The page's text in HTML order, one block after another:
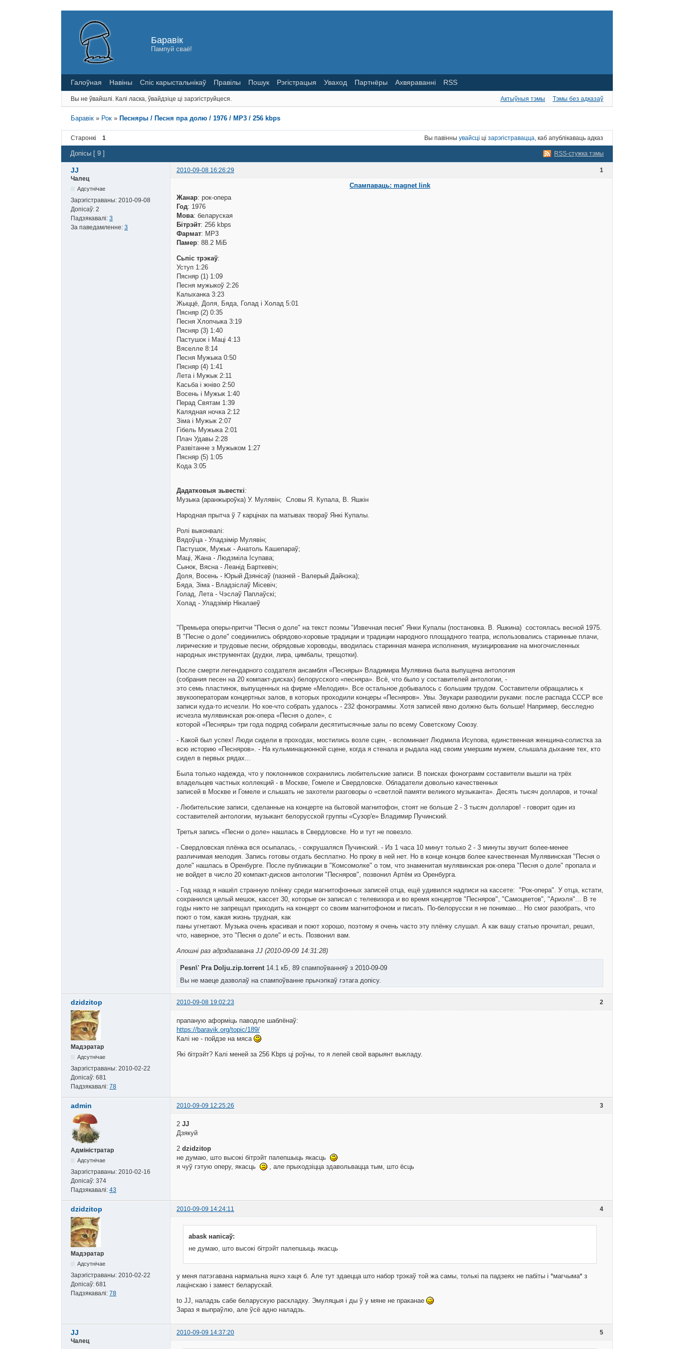
Баравік
Пампуй сваё!
Галоўная Навіны Спіс карыстальнікаў Правілы Пошук Рэгістрацыя Уваход Партнёры Ахвяраванні RSS
Вы не ўвайшлі. Калі ласка, ўвайдзіце ці зарэгіструйцеся. Актыўныя тэмы Тэмы без адказаў
Баравік » Рок » Песняры / Песня пра долю / 1976 / MP3 / 256 kbps
Старонкі 1 Вы павінны увайсці ці зарэгістравацца , каб апублікаваць адказ
RSS-стужка тэмы
Допісы [ 9 ]
1
JJ
2010-09-08 16:26:29
Чалец
Адсутнічае
Зарэгістраваны: 2010-09-08
Допісаў: 2
Падзякавалі: 3
За паведамленне: 3
Спампаваць: magnet link
Жанар: рок-опера
Год: 1976
Мова: беларуская
Бітрэйт: 256 kbps
Фармат: MP3
Памер: 88.2 МіБ
Сьпіс трэкаў:
Уступ 1:26
Пясняр (1) 1:09
Песня мужыкоў 2:26
Калыханка 3:23
Жыццё, Доля, Бяда, Голад і Холад 5:01
Пясняр (2) 0:35
Песня Хлопчыка 3:19
Пясняр (3) 1:40
Пастушок і Маці 4:13
Вяселле 8:14
Песня Мужыка 0:50
Пясняр (4) 1:41
Лета і Мужык 2:11
Касьба і жніво 2:50
Восень і Мужык 1:40
Перад Святам 1:39
Калядная ночка 2:12
Зіма і Мужык 2:07
Гібель Мужыка 2:01
Плач Удавы 2:28
Развітанне з Мужыком 1:27
Пясняр (5) 1:05
Кода 3:05
Дадатковыя зьвесткі:
Музыка (аранжыроўка) У. Мулявін; Словы Я. Купала, В. Яшкін
Народная прытча ў 7 карцінах па матывах твораў Янкі Купалы.
Ролі выконвалі:
Вядоўца - Уладзімір Мулявін;
Пастушок, Мужык - Анатоль Кашепараў;
Маці, Жана - Людзміла Ісупава;
Сынок, Вясна - Леанід Барткевіч;
Доля, Восень - Юрый Дзянісаў (пазней - Валерый Дайнэка);
Бяда, Зіма - Владзіслаў Місевiч;
Голад, Лета - Чэслаў Паплаўскі;
Холад - Уладзімір Нікалаеў
"Премьера оперы-притчи "Песня о доле" на текст поэмы "Извечная песня" Янки Купалы (постановка. В. Яшкина) состоялась весной 1975.
В "Песне о доле" соединились обрядово-хоровые традиции и традиции народного площадного театра, использовались старинные плачи,
лирические и трудовые песни, обрядовые хороводы, вводилась старинная манера исполнения, музицирование на многочисленных
народных инструментах (дудки, лира, цимбалы, трещотки).
После смерти легендарного создателя ансамбля «Песняры» Владимира Мулявина была выпущена антология
(собрания песен на 20 компакт-дисках) белорусского «песняра». Всё, что было у составителей антологии, -
это семь пластинок, выпущенных на фирме «Мелодия». Все остальное добывалось с большим трудом. Составители обращались к
звукооператорам концертных залов, в которых проходили концеры «Песняров». Увы. Звукари разводили руками: после распада СССР все
записи куда-то исчезли. Но кое-что собрать удалось - 232 фонограммы. Хотя записей явно должно быть больше! Например, бесследно
исчезла мулявинская рок-опера «Песня о доле», с
которой «Песняры» три года подряд собирали десятитысячные залы по всему Советскому Союзу.
- Какой был успех! Люди сидели в проходах, мостились возле сцен, - вспоминает Людмила Исупова, единственная женщина-солистка за
всю историю «Песняров». - На кульминационной сцене, когда я стенала и рыдала над своим умершим мужем, слышала дыхание тех, кто
сидел в первых рядах...
Была только надежда, что у поклонников сохранились любительские записи. В поисках фонограмм составители вышли на трёх
владельцев частных коллекций - в Москве, Гомеле и Свердловске. Обладатели довольно качественных
записей в Москве и Гомеле и слышать не захотели разговоры о «светлой памяти великого музыканта». Десять тысяч долларов, и точка!
- Любительские записи, сделанные на концерте на бытовой магнитофон, стоят не больше 2 - 3 тысяч долларов! - говорит один из
составителей антологии, музыкант белорусской группы «Сузор'е» Владимир Пучинский.
Третья запись «Песни о доле» нашлась в Свердловске. Но и тут не повезло.
- Свердловская плёнка вся осыпалась, - сокрушаляся Пучинский. - Из 1 часа 10 минут только 2 - 3 минуты звучит более-менее
различимая мелодия. Запись готовы отдать бесплатно. Но проку в ней нет. Но в конце концов более качественная Мулявинская "Песня о
доле" нашлась в Оренбурге. После публикации в "Комсомолке" о том, что знаменитая мулявинская рок-опера "Песня о доле" пропала и
не войдет в число 20 компакт-дисков антологии "Песняров", позвонил Артём из Оренбурга.
- Год назад я нашёл странную плёнку среди магнитофонных записей отца, ещё удивился надписи на кассете: "Рок-опера". У отца, кстати,
сохранился целый мешок, кассет 30, которые он записал с телевизора и во время концертов "Песняров", "Самоцветов", "Ариэля"... В те
годы никто не запрещал приходить на концерт со своим магнитофоном и писать. По-белорусски я не понимаю... Но смог разобрать, что
поют о том, какая жизнь трудная, как
паны угнетают. Музыка очень красивая и поют хорошо, поэтому я очень часто эту плёнку слушал. А как вашу статью прочитал, решил,
что, наверное, это "Песня о доле" и есть. Позвонил вам.
Апошні раз адрэдагавана JJ (2010-09-09 14:31:28)
Pesn\' Pra Dolju.zip.torrent14.1 кБ, 89 спампоўванняў з 2010-09-09
Вы не маеце дазволаў на спампоўванне прычэпкаў гэтага допісу.
2
dzidzitop 2010-09-08 19:02:23
Мадэратар
Адсутнічае
Зарэгістраваны: 2010-02-22
Допісаў: 681
Падзякавалі: 78
прапаную аформіць паводле шаблёнаў:
https://baravik.org/topic/189/
Калі не - пойдзе на мяса
Які бітрэйт? Калі меней за 256 Kbps ці роўны, то я лепей свой варыянт выкладу.
3
admin 2010-09-09 12:25:26
Адміністратар
Адсутнічае
Зарэгістраваны: 2010-02-16
Допісаў: 374
Падзякавалі: 43
2 JJ
Дзякуй
2 dzidzitop
не думаю, што высокі бітрэйт палепшыць якасць
я чуў гэтую оперу, якасць
, але прыходзіцца здавольвацца тым, што ёсць
4
dzidzitop 2010-09-09 14:24:11
Мадэратар
Адсутнічае
Зарэгістраваны: 2010-02-22
Допісаў: 681
Падзякавалі: 78
abask напісаў:
не думаю, што высокі бітрэйт палепшыць якасць
у меня патэгавана нармальна яшчэ хаця б. Але тут здаецца што набор трэкаў той жа самы, толькі па падзеях не пабіты і *магчыма* з
лацінскаю i замест беларускай.
to JJ, наладзь сабе беларускую раскладку. Эмуляцыя i ды ў у мяне не праканае
Зараз я выпраўлю, але ўсё адно наладзь.
5
JJ
2010-09-09 14:37:20
Чалец